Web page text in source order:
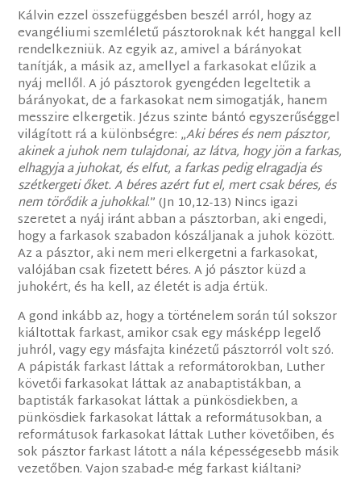
Kálvin ezzel összefüggésben beszél arról, hogy az
evangéliumi szemléletű pásztoroknak két hanggal kell
rendelkezniük. Az egyik az, amivel a bárányokat
tanítják, a másik az, amellyel a farkasokat elűzik a
nyáj mellől. A jó pásztorok gyengéden legeltetik a
bárányokat, de a farkasokat nem simogatják, hanem
messzire elkergetik. Jézus szinte bántó egyszerűséggel
világított rá a különbségre: „Aki béres és nem pásztor,
akinek a juhok nem tulajdonai, az látva, hogy jön a farkas,
elhagyja a juhokat, és elfut, a farkas pedig elragadja és
szétkergeti őket. A béres azért fut el, mert csak béres, és
nem törődik a juhokkal.” (Jn 10,12-13) Nincs igazi
szeretet a nyáj iránt abban a pásztorban, aki engedi,
hogy a farkasok szabadon kószáljanak a juhok között.
Az a pásztor, aki nem meri elkergetni a farkasokat,
valójában csak fizetett béres. A jó pásztor küzd a
juhokért, és ha kell, az életét is adja értük.
A gond inkább az, hogy a történelem során túl sokszor
kiáltottak farkast, amikor csak egy másképp legelő
juhról, vagy egy másfajta kinézetű pásztorról volt szó.
A pápisták farkast láttak a reformátorokban, Luther
követői farkasokat láttak az anabaptistákban, a
baptisták farkasokat láttak a pünkösdiekben, a
pünkösdiek farkasokat láttak a reformátusokban, a
reformátusok farkasokat láttak Luther követőiben, és
sok pásztor farkast látott a nála képességesebb másik
vezetőben. Vajon szabad-e még farkast kiáltani?